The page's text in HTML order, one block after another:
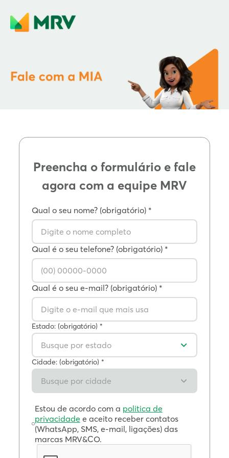
Preencha o formulário e fale
agora com a equipe MRV
Qual o seu nome? (obrigatório) *
Qual é o seu telefone? (obrigatório) *
Qual é o seu e-mail? (obrigatório) *
Estado: (obrigatório) *
Busque por estado
Cidade: (obrigatório) *
Busque por cidade
Estou de acordo com a politica de
privacidadee aceito receber contatos
(WhatsApp, SMS, e-mail, ligações) das
marcas MRV&CO.